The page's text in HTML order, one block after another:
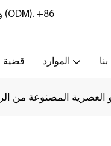
تشونفو - شركة تصنيع وتوريد أثاث من الحجر الطبيعي مع خدمات تصنيع المعدات الأصلية (OEM) وتصميم المنتجات الأصلية (ODM). +86
قضية الموارد
المصنوعة من